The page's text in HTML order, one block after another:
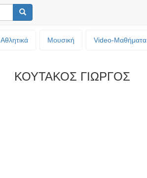
Αθλητικά Μουσική Video-Mαθήματα
ΚΟΥΤΑΚΟΣ ΓΙΩΡΓΟΣ